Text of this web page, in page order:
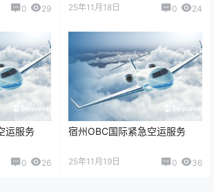
0 29 25年11月18日 0 24
运服务
0 26
宿州OBC国际紧急空运服务
25年11月19日 0 36